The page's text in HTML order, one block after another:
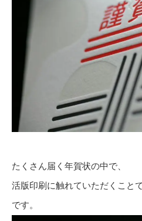
たくさん届く年賀状の中で、
活版印刷に触れていただくこと
です。